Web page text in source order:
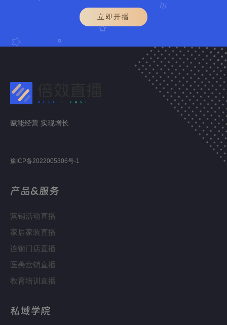
立即开播
赋能经营 实现增长
豫ICP备2022005306号-1
产品&服务
营销活动直播
家居家装直播
连锁门店直播
医美营销直播
教育培训直播
私域学院